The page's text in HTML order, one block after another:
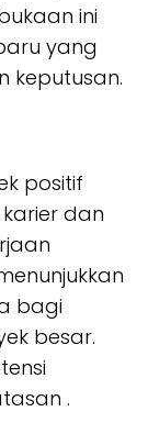
ini
yang
keputusan.
positif
dan
bagi
besar.
.